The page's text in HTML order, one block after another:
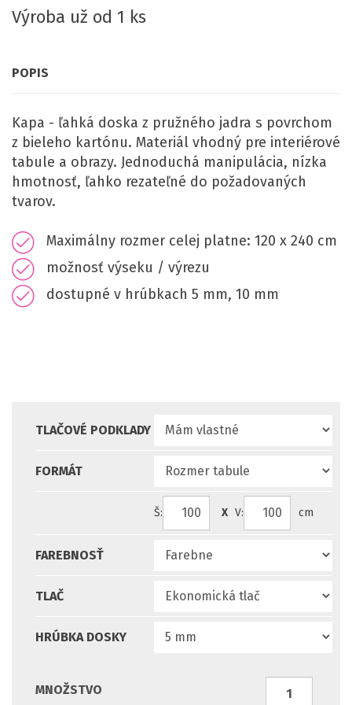
Výroba už od 1 ks
POPIS
Kapa - ľahká doska z pružného jadra s povrchom
z bieleho kartónu. Materiál vhodný pre interiérové
tabule a obrazy. Jednoduchá manipulácia, nízka
hmotnosť, ľahko rezateľné do požadovaných
tvarov.
Maximálny rozmer celej platne: 120 x 240 cm
možnosť výseku / výrezu
dostupné v hrúbkach 5 mm, 10 mm
TLAČOVÉ PODKLADY
FORMÁT
Š: X V: cm
FAREBNOSŤ
TLAČ
HRÚBKA DOSKY
MNOŽSTVO